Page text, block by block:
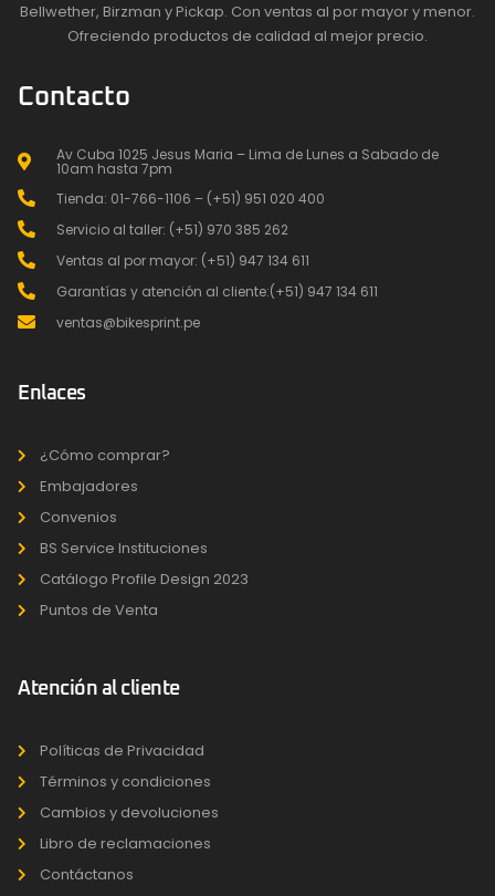
Bellwether, Birzman y Pickap. Con ventas al por mayor y menor.
Ofreciendo productos de calidad al mejor precio.
Contacto
Av Cuba 1025 Jesus Maria – Lima de Lunes a Sabado de
10am hasta 7pm
Tienda: 01-766-1106 – (+51) 951 020 400
Servicio al taller: (+51) 970 385 262
Ventas al por mayor: (+51) 947 134 611
Garantías y atención al cliente:(+51) 947 134 611
ventas@bikesprint.pe
Enlaces
¿Cómo comprar?
Embajadores
Convenios
BS Service Instituciones
Catálogo Profile Design 2023
Puntos de Venta
Atención al cliente
Políticas de Privacidad
Términos y condiciones
Cambios y devoluciones
Libro de reclamaciones
Contáctanos